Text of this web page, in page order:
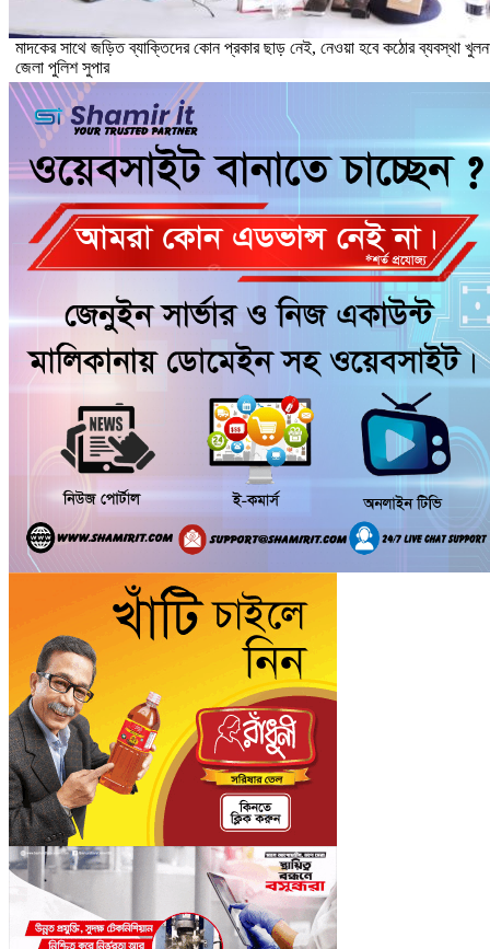
মাদকের সাথে জড়িত ব্যাক্তিদের কোন প্রকার ছাড় নেই, নেওয়া হবে কঠোর ব্যবস্থা
জেলা পুলিশ সুপার